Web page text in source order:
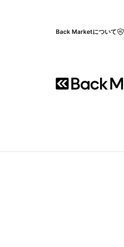
Back Marketについて